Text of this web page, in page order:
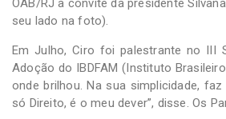
OAB/RJ a convite da presidente
seu lado na foto).
Em Julho, Ciro foi palestrante no III
Adoção do IBDFAM (Instituto
onde brilhou. Na sua simplicidade,
só Direito, é o meu dever”, disse. Os